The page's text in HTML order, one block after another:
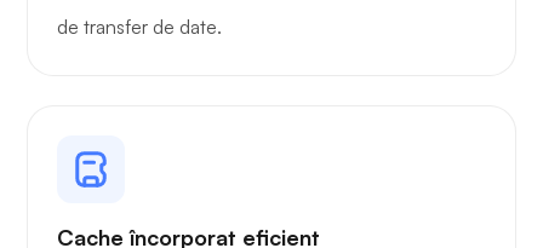
de transfer de date.
Cache încorporat eficient